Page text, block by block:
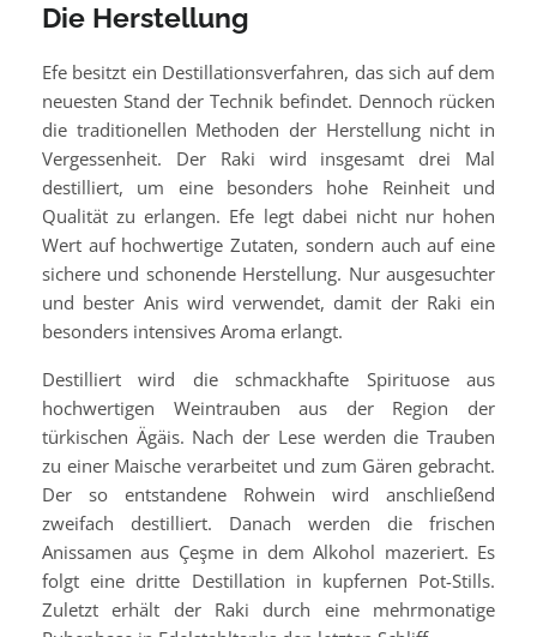
Die Herstellung
Efe besitzt ein Destillationsverfahren, das sich auf dem
neuesten Stand der Technik befindet. Dennoch rücken
die traditionellen Methoden der Herstellung nicht in
Vergessenheit. Der Raki wird insgesamt drei Mal
destilliert, um eine besonders hohe Reinheit und
Qualität zu erlangen. Efe legt dabei nicht nur hohen
Wert auf hochwertige Zutaten, sondern auch auf eine
sichere und schonende Herstellung. Nur ausgesuchter
und bester Anis wird verwendet, damit der Raki ein
besonders intensives Aroma erlangt.
Destilliert wird die schmackhafte Spirituose aus
hochwertigen Weintrauben aus der Region der
türkischen Ägäis. Nach der Lese werden die Trauben
zu einer Maische verarbeitet und zum Gären gebracht.
Der so entstandene Rohwein wird anschließend
zweifach destilliert. Danach werden die frischen
Anissamen aus Çeşme in dem Alkohol mazeriert. Es
folgt eine dritte Destillation in kupfernen Pot-Stills.
Zuletzt erhält der Raki durch eine mehrmonatige